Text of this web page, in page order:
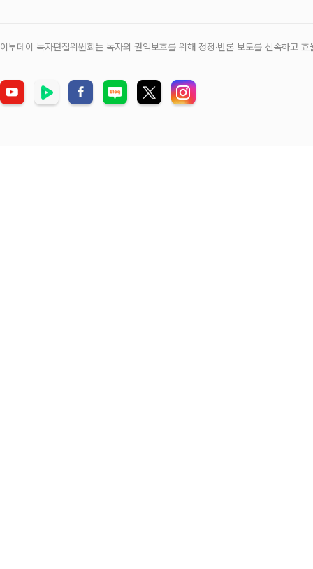
이투데이 독자편집위원회는 독자의 권익보호를 위해 정정‧반론 보도를 신속하고